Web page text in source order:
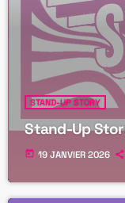
STAND-UP STORY
Stand-Up
today 19 JANVIER 2026